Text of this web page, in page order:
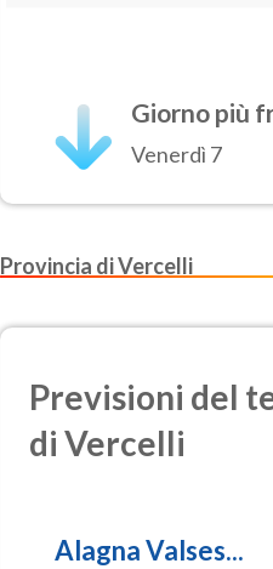
Giorno più
Venerdì 7
Provincia di Vercelli
Previsioni del
di Vercelli
Alagna Valses...